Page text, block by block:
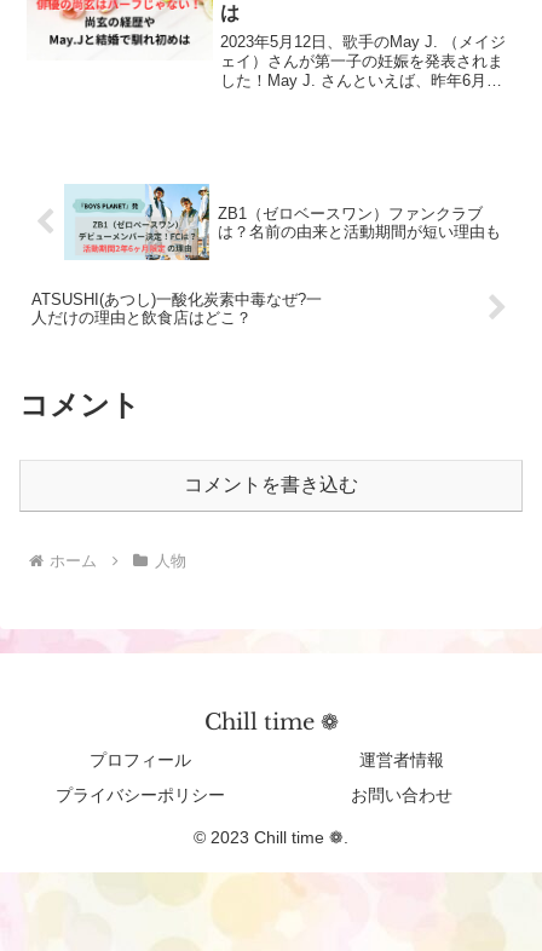
は
2023年5月12日、歌手のMay J. （メイジ
ェイ）さんが第一子の妊娠を発表されま
した！May J. さんといえば、昨年6月に
ZB1（ゼロベースワン）ファンクラブ
は？名前の由来と活動期間が短い理由も
ATSUSHI(あつし)一酸化炭素中毒なぜ?一
人だけの理由と飲食店はどこ？
コメント
コメントを書き込む
ホーム 人物
Chill time ❁︎
プロフィール
運営者情報
プライバシーポリシー
お問い合わせ
© 2023 Chill time ❁︎.